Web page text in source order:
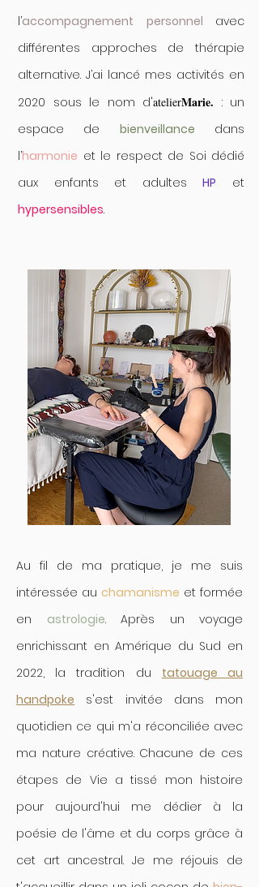
l’accompagnement personnel avec
différentes approches de thérapie
alternative. J’ai lancé mes activités en
2020 sous le nom d'atelierMarie. : un
espace de bienveillance dans
l’harmonie et le respect de Soi dédié
aux enfants et adultesHP et
hypersensibles.
Au fil de ma pratique, je me suis
intéressée au chamanisme et formée
en astrologie. Après un voyage
enrichissant en Amérique du Sud en
2022, la tradition du tatouage au
handpoke s'est invitée dans mon
quotidien ce qui m'a réconciliée avec
ma nature créative. Chacune de ces
étapes de Vie a tissé mon histoire
pour aujourd'hui me dédier à la
poésie de l'âme et du corps grâce à
cet art ancestral. Je me réjouis de